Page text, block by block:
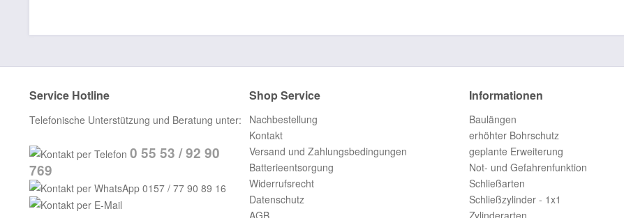
Service Hotline
Telefonische Unterstützung und Beratung unter:
0 55 53 / 92 90
769
0157 / 77 90 89 16
Shop Service
Nachbestellung
Kontakt
Versand und Zahlungsbedingungen
Batterieentsorgung
Widerrufsrecht
Datenschutz
AGB
Informationen
Baulängen
erhöhter Bohrschutz
geplante Erweiterung
Not- und Gefahrenfunktion
Schließarten
Schließzylinder - 1x1
Zylinderarten